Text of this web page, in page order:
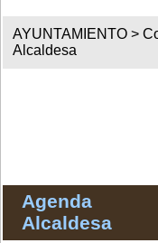
AYUNTAMIENTO >
Alcaldesa
Agenda
Alcaldesa